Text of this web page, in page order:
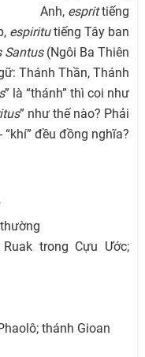
Anh, esprittiếng
espiritutiếng Tây ban
Santus (Ngôi Ba Thiên
Thánh Thần, Thánh
” là “thánh” thì coi như
” như thế nào? Phải
“khí” đều đồng nghĩa?
trong Cựu Ước;
thánh Gioan